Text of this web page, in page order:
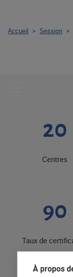
20
Centres
90
Taux de
Accueil > Session >
À propos